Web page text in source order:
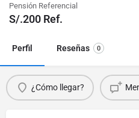
Pensión Referencial
S/.200 Ref.
Perfil Reseñas 0
¿Cómo llegar?